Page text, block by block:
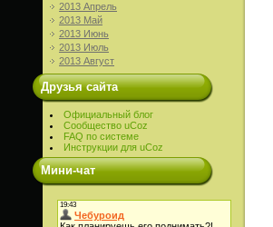
2013 Апрель
2013 Май
2013 Июнь
2013 Июль
2013 Август
Друзья сайта
Официальный блог
Сообщество uCoz
FAQ по системе
Инструкции для uCoz
Мини-чат